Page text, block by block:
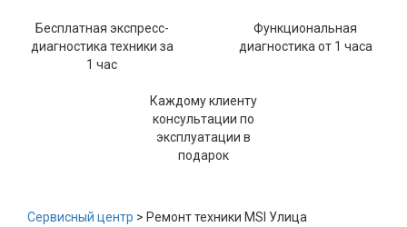
Бесплатная экспресс-
диагностика техники за
1 час
Функциональная
диагностика от 1 часа
Каждому клиенту
консультации по
эксплуатации в
подарок
Сервисный центр > Ремонт техники MSI Улица